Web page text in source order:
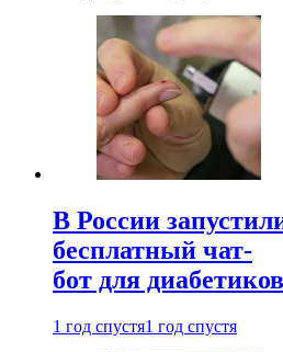
В России
бесплатный чат-
бот для диабетиков
1 год спустя1 год спустя